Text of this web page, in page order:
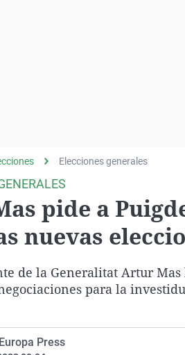
Elecciones generales
pide a
nuevas
de la Generalitat Artur
para la
Press